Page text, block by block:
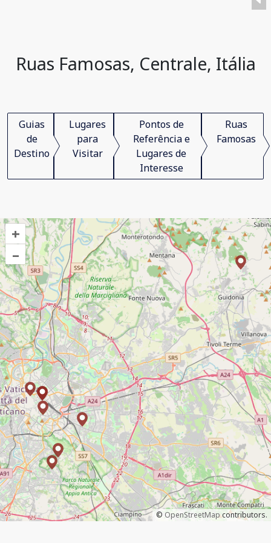
Ruas Famosas, Centrale, Itália
Guias
de
Destino
Lugares
para
Visitar
Pontos de
Referência e
Lugares de
Interesse
Ruas
Famosas
+
–
© OpenStreetMap contributors.